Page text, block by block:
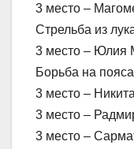
3 место –
Стрельба из
3 место – Юлия
Борьба на
3 место –
3 место –
3 место –